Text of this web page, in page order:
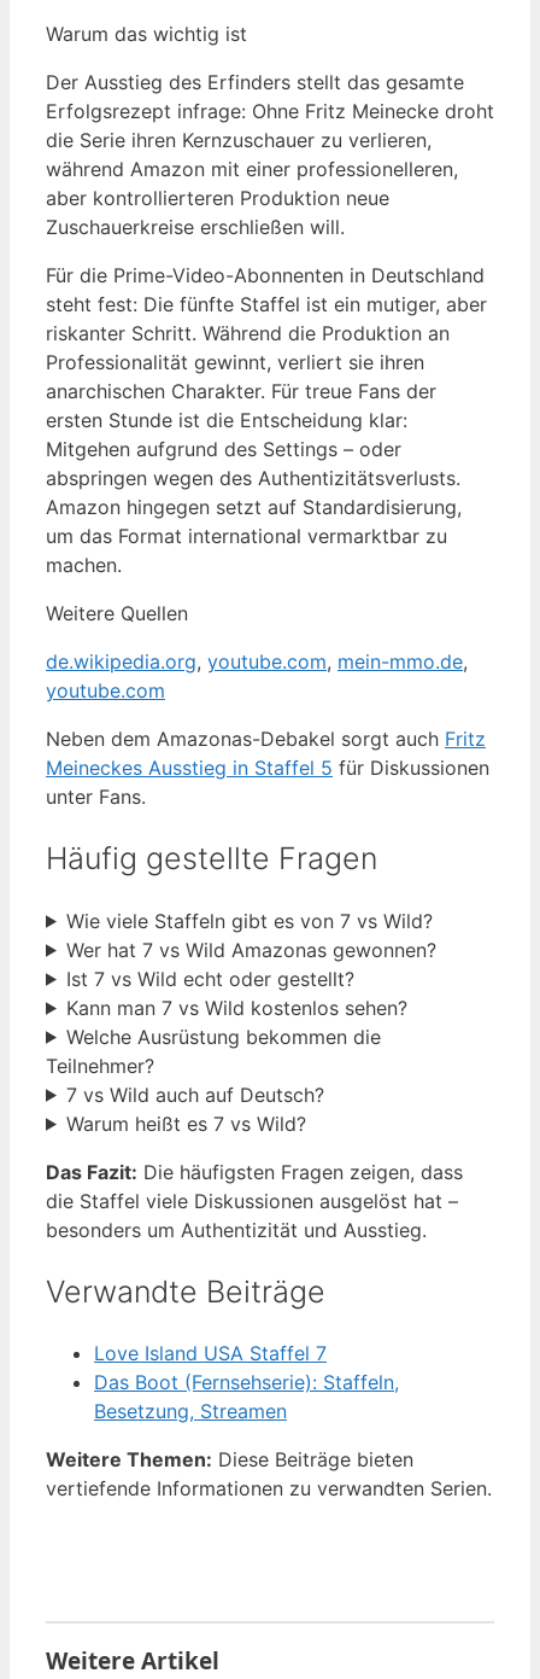
Warum das wichtig ist
Der Ausstieg des Erfinders stellt das gesamte
Erfolgsrezept infrage: Ohne Fritz Meinecke droht
die Serie ihren Kernzuschauer zu verlieren,
während Amazon mit einer professionelleren,
aber kontrollierteren Produktion neue
Zuschauerkreise erschließen will.
Für die Prime-Video-Abonnenten in Deutschland
steht fest: Die fünfte Staffel ist ein mutiger, aber
riskanter Schritt. Während die Produktion an
Professionalität gewinnt, verliert sie ihren
anarchischen Charakter. Für treue Fans der
ersten Stunde ist die Entscheidung klar:
Mitgehen aufgrund des Settings – oder
abspringen wegen des Authentizitätsverlusts.
Amazon hingegen setzt auf Standardisierung,
um das Format international vermarktbar zu
machen.
Weitere Quellen
de.wikipedia.org, youtube.com, mein-mmo.de,
youtube.com
Neben dem Amazonas-Debakel sorgt auch Fritz
Meineckes Ausstieg in Staffel 5 für Diskussionen
unter Fans.
Häufig gestellte Fragen
Wie viele Staffeln gibt es von 7 vs Wild?
Wer hat 7 vs Wild Amazonas gewonnen?
Ist 7 vs Wild echt oder gestellt?
Kann man 7 vs Wild kostenlos sehen?
Welche Ausrüstung bekommen die
Teilnehmer?
7 vs Wild auch auf Deutsch?
Warum heißt es 7 vs Wild?
Das Fazit: Die häufigsten Fragen zeigen, dass
die Staffel viele Diskussionen ausgelöst hat –
besonders um Authentizität und Ausstieg.
Verwandte Beiträge
Love Island USA Staffel 7
Das Boot (Fernsehserie): Staffeln,
Besetzung, Streamen
Weitere Themen: Diese Beiträge bieten
vertiefende Informationen zu verwandten Serien.
Weitere Artikel